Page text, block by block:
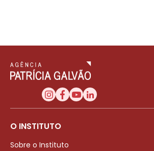
O INSTITUTO
Sobre o Instituto